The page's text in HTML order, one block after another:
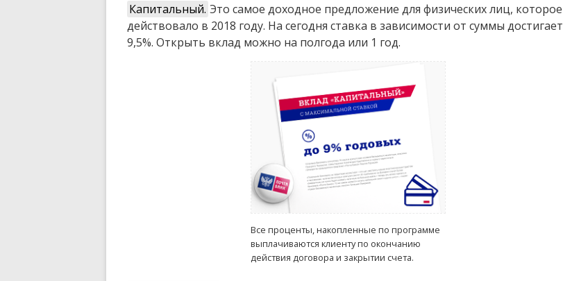
Капитальный. Это самое доходное предложение для физических лиц, которое
действовало в 2018 году. На сегодня ставка в зависимости от суммы достигает
9,5%. Открыть вклад можно на полгода или 1 год.
Все проценты, накопленные по программе
выплачиваются клиенту по окончанию
действия договора и закрытии счета.